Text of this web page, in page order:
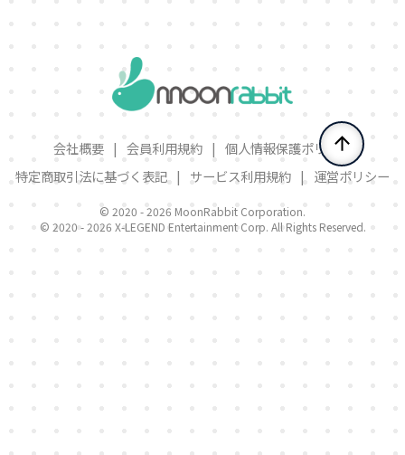
会社概要 | 会員利用規約 | 個人情報保護ポリシー
特定商取引法に基づく表記 | サービス利用規約 | 運営ポリシー
© 2020 -2026 MoonRabbit Corporation.
© 2020 -2026 X-LEGEND Entertainment Corp. All Rights Reserved.